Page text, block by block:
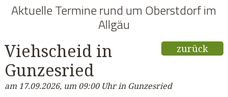
Aktuelle Termine rund um Oberstdorf im
Allgäu
zurück
Viehscheid in
Gunzesried
am 17.09.2026, um 09:00 Uhr in Gunzesried